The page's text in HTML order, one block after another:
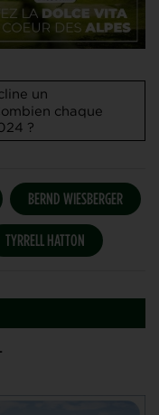
un
chaque
?
BERND WIESBERGER
TYRRELL HATTON